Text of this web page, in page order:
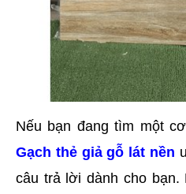
Gạch thẻ giả gỗ lát nền
câu trả lời dành cho bạn.